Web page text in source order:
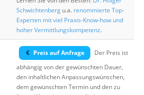
Schwichtenberg u.a. renommierte Top-
Experten mit viel Praxis-Know-how und
hoher Vermittlungskompetenz.
Preis auf Anfrage
Der Preis ist
abhängig von der gewünschten Dauer,
den inhaltlichen Anpassungswünschen,
dem gewünschten Termin und den zu